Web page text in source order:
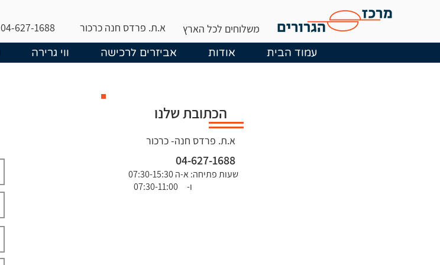
משלוחים לכל הארץ א.ת. פרדס חנה כרכור 04-627-1688
עמוד הבית אודות אביזרים לרכישה ווי גרירה
הכתובת שלנו
א.ת. פרדס חנה- כרכור
04-627-1688
שעות פתיחה: א-ה 07:30-15:30
ו- 07:30-11:00